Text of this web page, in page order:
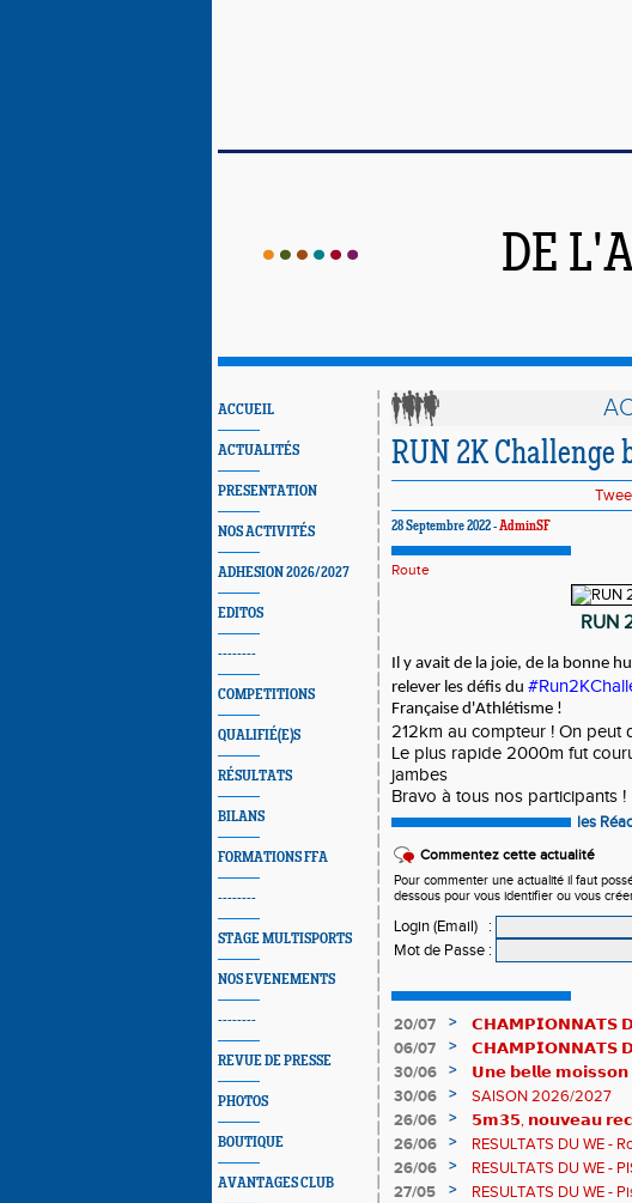
DE
ACCUEIL
ACTUALITÉS
PRESENTATION
NOS ACTIVITÉS
ADHESION 2026/2027
EDITOS
--------
COMPETITIONS
QUALIFIÉ(E)S
RÉSULTATS
BILANS
FORMATIONS FFA
--------
STAGE MULTISPORTS
NOS EVENEMENTS
--------
REVUE DE PRESSE
PHOTOS
BOUTIQUE
AVANTAGES CLUB
RUN 2K Challenge
28 Septembre 2022 -AdminSF
Route
RUN
Il y avait de la joie, de la bonne
relever les défis du
Française d'Athlétisme !
212km au compteur ! On peut
Le plus rapide 2000m fut
jambes
Bravo à tous nos participants !
les
Commentez cette actualité
Pour commenter une actualité il faut
dessous pour vous identifier ou vous
Login (Email)
:
Mot de Passe :
20/07 >
𝗖𝗛𝗔𝗠𝗣𝗜𝗢𝗡𝗡𝗔𝗧𝗦
𝗵𝗶𝘀𝘁𝗼𝗿𝗶𝗾𝘂𝗲𝘀 !
06/07 >
𝗖𝗛𝗔𝗠𝗣𝗜𝗢𝗡𝗡𝗔𝗧𝗦 𝗗𝗘
83è !
30/06 >
𝗨𝗻𝗲 𝗯𝗲𝗹𝗹𝗲
𝗔𝗨𝗥𝗔 !
30/06 >
SAISON 2026/2027
26/06
>
𝟱𝗺𝟯𝟱, 𝗻𝗼𝘂𝘃𝗲𝗮𝘂
𝗖𝗵𝗮𝗺𝗽𝗶𝗼𝗻𝗻𝗮𝘁𝘀 𝗱𝘂
26/06 >
RESULTATS DU WE -
26/06
>
RESULTATS DU WE -
27/05
>
RESULTATS DU WE -